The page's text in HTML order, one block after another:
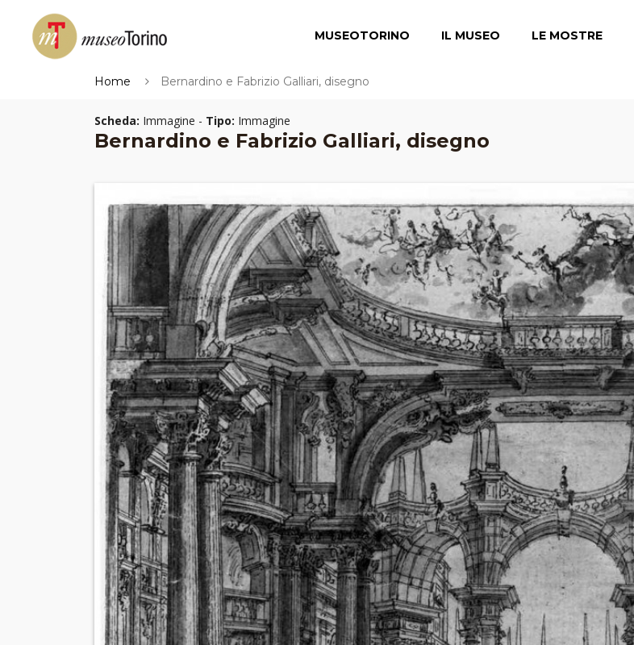
MUSEOTORINO IL MUSEO LE MOSTRE
Home Bernardino e Fabrizio Galliari, disegno
Scheda: Immagine - Tipo: Immagine
Bernardino e Fabrizio Galliari, disegno